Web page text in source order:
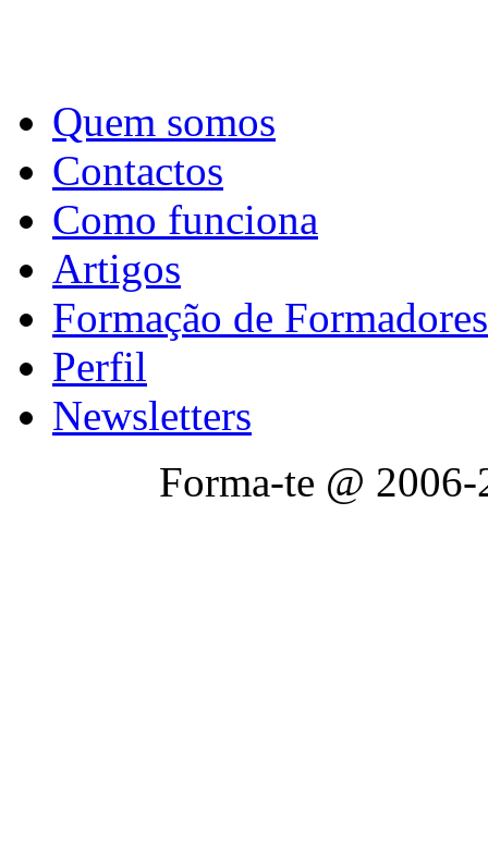
Quem somos
Contactos
Como funciona
Artigos
Formação de Formadores
Perfil
Newsletters
Forma-te @